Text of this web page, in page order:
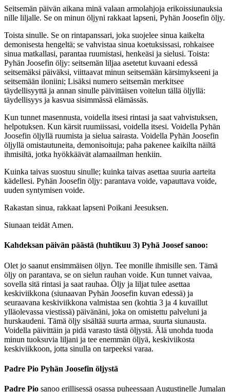
Seitsemän päivän aikana minä valaan armolahjoja erikoissiunauksia
nille liljalle. Se on minun öljyni rakkaat lapseni, Pyhän Joosefin öljy.
Toista sinulle. Se on rintapanssari, joka suojelee sinua kaikelta
demonisesta hengeltä; se vahvistaa sinua koetuksissasi, rohkaisee
sinua matkallasi, parantaa ruumistasi, henkeäsi ja sielusi. Toista:
Pyhän Joosefin öljy: seitsemän liljaa asetetut kuvaani edessä
seitsemäksi päiväksi, viittaavat minun seitsemään kärsimykseeni ja
seitsemään iloniini; Lisäksi numero seitsemän merkitsee
täydellisyyttä ja annan sinulle päivittäisen voitelun tällä öljyllä:
täydellisyys ja kasvua sisimmässä elämässäs.
Kun tunnet masennusta, voidella itsesi rintasi ja saat vahvistuksen,
helpotuksen. Kun kärsit ruumiissasi, voidella itsesi. Voidella Pyhän
Joosefin öljyllä ruumista ja sielua sairasta. Voidella Pyhän Joosefin
öljyllä omistautuneita, demonisoituja; paha pakenee kaikilta näiltä
ihmisiltä, jotka hyökkäävät alamaailman henkiin.
Kuinka taivas suostuu sinulle; kuinka taivas asettaa suuria aarteita
kädellesi. Pyhän Joosefin öljy: parantava voide, vapauttava voide,
uuden syntymisen voide.
Rakastan sinua, rakkaat lapseni Poikani Jeesuksen.
Siunaan teidät Amen.
Kahdeksan päivän päästä (huhtikuu 3) Pyhä Joosef sanoo:
Olet jo saanut ensimmäisen öljyn. Tee monille ihmisille sen. Tämä
öljy on parantava, se on sielun rauhan voide. Kun tunnet vaivaa,
sovella sitä rintasi ja saat rauhaa. Öljy ja liljat tulee asettaa
keskiviikkona (siunaavan Pyhän Joosefin kuvan edessä) ja
seuraavana keskiviikkona valmistaa sen (kohtia 3 ja 4 kuvaillut
ylläolevassa viestissä) päivänäni, joka on omistettu palveluni ja
hurskaudeni. Tämä öljy sisältää suurta armaa, suurta siunausta.
Voidella päivittäin ja pidä varasto tästä öljystä. Älä unohda tuoda
minun tuoksuvia liljani ja tee enemmän öljyä, keskiviikosta
keskiviikkoon, jotta sinulla on tarpeeksi varaa.
Padre Pio Pyhän Joosefin öljystä
Padre Pio sanoo erillisessä osassa puheessaan Augustinelle Jumalan